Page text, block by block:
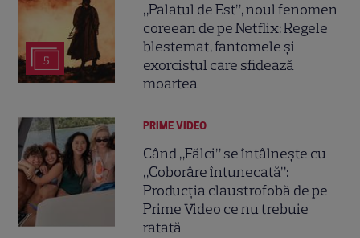
5
„Palatul de Est”, noul fenomen
coreean de pe Netflix: Regele
blestemat, fantomele și
exorcistul care sfidează
moartea
PRIME VIDEO
Când „Fălci” se întâlnește cu
„Coborâre întunecată”:
Producția claustrofobă de pe
Prime Video ce nu trebuie
ratată